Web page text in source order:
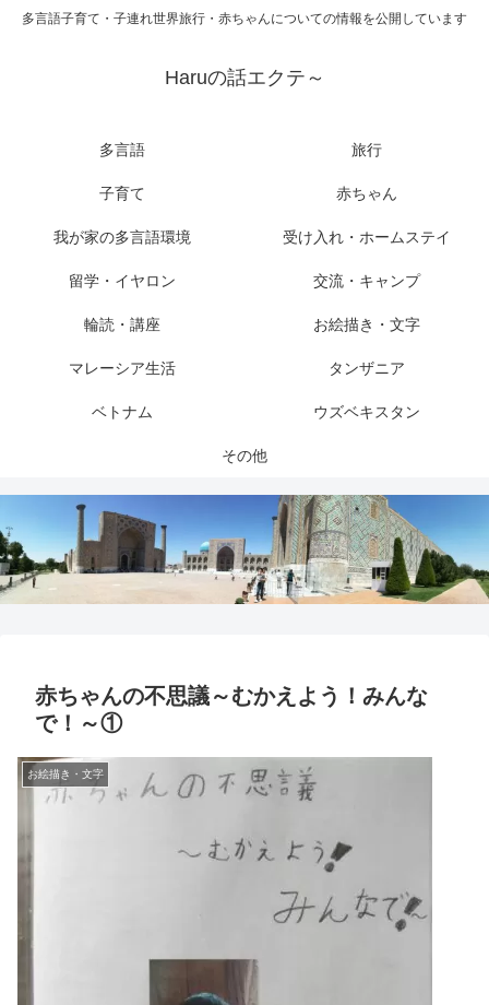
多言語子育て・子連れ世界旅行・赤ちゃんについての情報を公開しています
Haruの話エクテ～
多言語 旅行
子育て 赤ちゃん
我が家の多言語環境 受け入れ・ホームステイ
留学・イヤロン 交流・キャンプ
輪読・講座 お絵描き・文字
マレーシア生活 タンザニア
ベトナム ウズベキスタン
その他
赤ちゃんの不思議～むかえよう！みんな
で！～①
お絵描き・文字